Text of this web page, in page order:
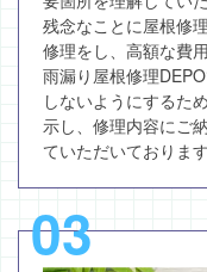
残念なことに屋根修
修理をし、高額な費
雨漏り屋根修理
しないようにするた
示し、修理内容にご
ていただいております
03